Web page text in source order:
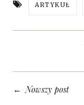
ARTYKUŁ
←Nowszy post